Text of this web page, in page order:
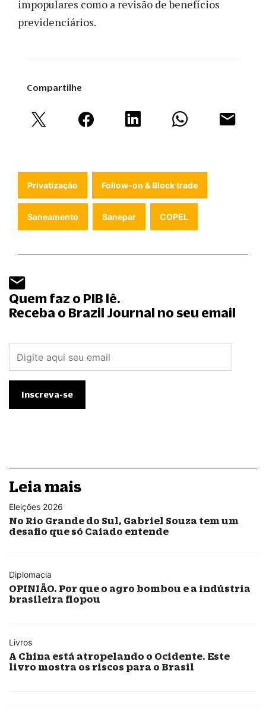
impopulares como a revisão de benefícios
previdenciários.
Compartilhe
Privatização Follow-on & Block trade
Saneamento Sanepar COPEL
Quem faz o PIB lê.
Receba o Brazil Journal no seu email
Leia mais
Eleições 2026
No Rio Grande do Sul, Gabriel Souza tem um
desafio que só Caiado entende
Diplomacia
OPINIÃO. Por que o agro bombou e a indústria
brasileira flopou
Livros
A China está atropelando o Ocidente. Este
livro mostra os riscos para o Brasil